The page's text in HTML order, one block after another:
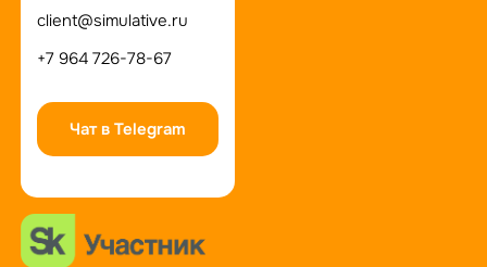
client@simulative.ru
+7 964 726-78-67
Чат в Telegram